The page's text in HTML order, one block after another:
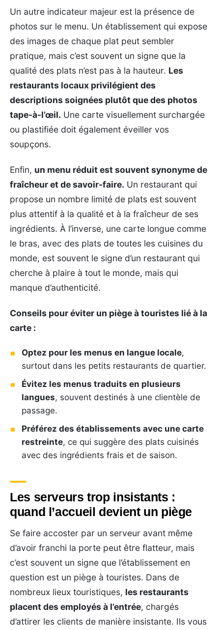
Un autre indicateur majeur est la présence de
photos sur le menu. Un établissement qui expose
des images de chaque plat peut sembler
pratique, mais c’est souvent un signe que la
qualité des plats n’est pas à la hauteur. Les
restaurants locaux privilégient des
descriptions soignées plutôt que des photos
tape-à-l’œil. Une carte visuellement surchargée
ou plastifiée doit également éveiller vos
soupçons.
Enfin, un menu réduit est souvent synonyme de
fraîcheur et de savoir-faire. Un restaurant qui
propose un nombre limité de plats est souvent
plus attentif à la qualité et à la fraîcheur de ses
ingrédients. À l’inverse, une carte longue comme
le bras, avec des plats de toutes les cuisines du
monde, est souvent le signe d’un restaurant qui
cherche à plaire à tout le monde, mais qui
manque d’authenticité.
Conseils pour éviter un piège à touristes lié à la
carte :
Optez pour les menus en langue locale,
surtout dans les petits restaurants de quartier.
Évitez les menus traduits en plusieurs
langues, souvent destinés à une clientèle de
passage.
Préférez des établissements avec une carte
restreinte, ce qui suggère des plats cuisinés
avec des ingrédients frais et de saison.
Les serveurs trop insistants :
quand l’accueil devient un piège
Se faire accoster par un serveur avant même
d’avoir franchi la porte peut être flatteur, mais
c’est souvent un signe que l’établissement en
question est un piège à touristes. Dans de
nombreux lieux touristiques, les restaurants
placent des employés à l’entrée, chargés
d’attirer les clients de manière insistante. Ils vous